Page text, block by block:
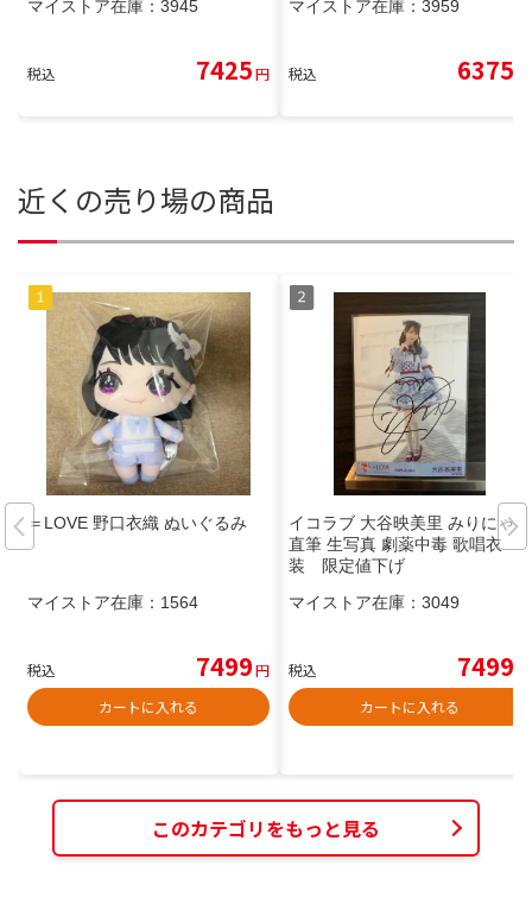
マイストア在庫： 3945
税込 7425円
マイストア在庫： 3959
税込 6375
近くの売り場の商品
＝LOVE 野口衣織 ぬいぐるみ
マイストア在庫： 1564
税込 7499円
カートに入れる
イコラブ 大谷映美里 みりにゃ
直筆 生写真 劇薬中毒 歌唱衣
装 限定値下げ
マイストア在庫： 3049
税込 7499
カートに入れる
このカテゴリをもっと見る